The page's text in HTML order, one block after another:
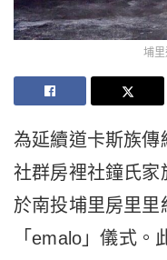
埔
為延續道卡斯族傳
社群房裡社鐘氏家
於南投埔里房里
「emalo」儀式